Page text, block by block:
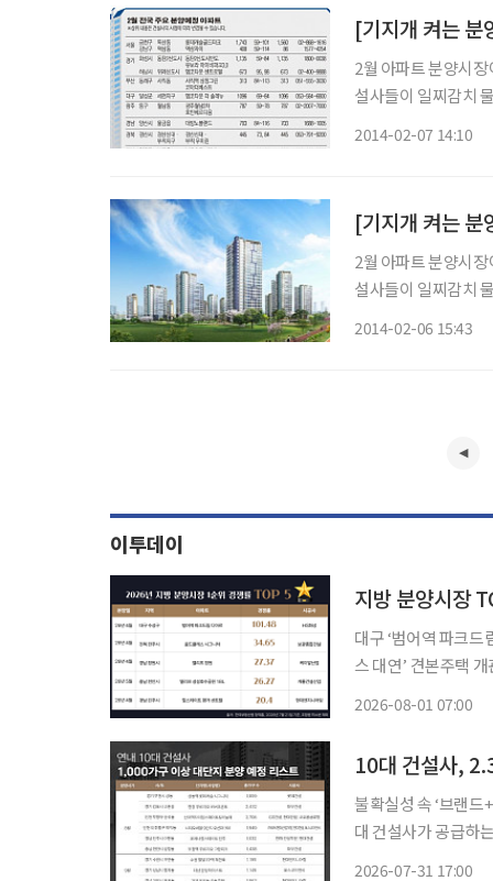
2월 아파트 분양시
설사들이 일찌감치
2014-02-07 14:10
2월 아파트 분양시
설사들이 일찌감치
2014-02-06 15:43
이투데이
지방 분양시장
대구 ‘범어역 파크드
스 대연’ 견본주택 개관 지방 분양시장에서 청약 경쟁률 상위 단지들의 공통점
2026-08-01 07:00
10대 건설사,
불확실성 속 ‘브랜드+규모’
대 건설사가 공급하
2026-07-31 17:00